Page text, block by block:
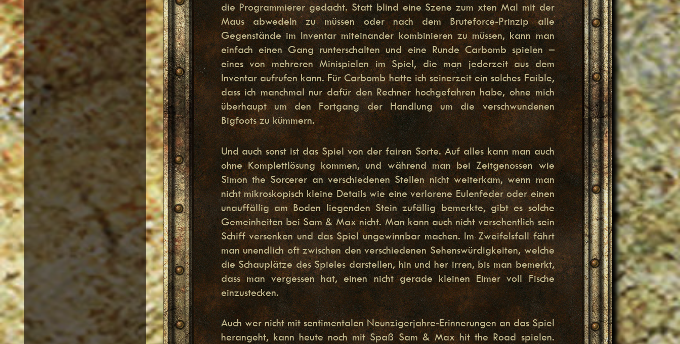
die Programmierer gedacht. Statt blind eine Szene zum xten Mal mit der
Maus abwedeln zu müssen oder nach dem Bruteforce-Prinzip alle
Gegenstände im Inventar miteinander kombinieren zu müssen, kann man
einfach einen Gang runterschalten und eine Runde Carbomb spielen –
eines von mehreren Minispielen im Spiel, die man jederzeit aus dem
Inventar aufrufen kann. Für Carbomb hatte ich seinerzeit ein solches Faible,
dass ich manchmal nur dafür den Rechner hochgefahren habe, ohne mich
überhaupt um den Fortgang der Handlung um die verschwundenen
Bigfoots zu kümmern.
Und auch sonst ist das Spiel von der fairen Sorte. Auf alles kann man auch
ohne Komplettlösung kommen, und während man bei Zeitgenossen wie
Simon the Sorcerer an verschiedenen Stellen nicht weiterkam, wenn man
nicht mikroskopisch kleine Details wie eine verlorene Eulenfeder oder einen
unauffällig am Boden liegenden Stein zufällig bemerkte, gibt es solche
Gemeinheiten bei Sam & Max nicht. Man kann auch nicht versehentlich sein
Schiff versenken und das Spiel ungewinnbar machen. Im Zweifelsfall fährt
man unendlich oft zwischen den verschiedenen Sehenswürdigkeiten, welche
die Schauplätze des Spieles darstellen, hin und her irren, bis man bemerkt,
dass man vergessen hat, einen nicht gerade kleinen Eimer voll Fische
einzustecken.
Auch wer nicht mit sentimentalen Neunzigerjahre-Erinnerungen an das Spiel
herangeht, kann heute noch mit Spaß Sam & Max hit the Road spielen.